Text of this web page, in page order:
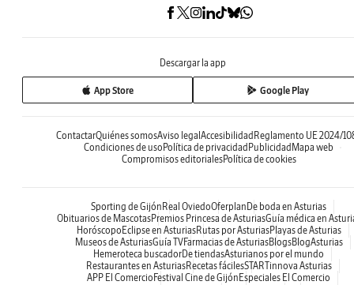
Descargar la app
App Store Google Play
ContactarQuiénes somosAviso legal Accesibilidad Reglamento UE 2024/
Condiciones de uso Política de privacidad Publicidad Mapa web
Compromisos editorialesPolítica de cookies
Sporting de Gijón Real OviedoOferplan De boda en Asturias
Obituarios de MascotasPremios Princesa de AsturiasGuía médica en
Horóscopo Eclipse en AsturiasRutas por AsturiasPlayas de Asturias
Museos de AsturiasGuía TVFarmacias de AsturiasBlogsBlogAsturias
Hemeroteca buscadorDe tiendasAsturianos por el mundo
Restaurantes en AsturiasRecetas fácilesSTARTinnova Asturias
APP El Comercio Festival Cine de Gijón Especiales El Comercio